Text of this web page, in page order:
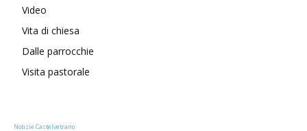
Video
Vita di chiesa
Dalle parrocchie
Visita pastorale
Notizie Castelvetrano